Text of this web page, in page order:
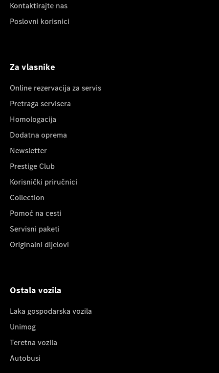
Kontaktirajte nas
Poslovni korisnici
Za vlasnike
Online rezervacija za servis
Pretraga servisera
Homologacija
Dodatna oprema
Newsletter
Prestige Club
Korisnički priručnici
Collection
Pomoć na cesti
Servisni paketi
Originalni dijelovi
Ostala vozila
Laka gospodarska vozila
Unimog
Teretna vozila
Autobusi